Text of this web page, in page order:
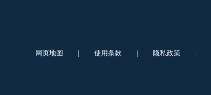
网页地图 使用条款 隐私政策